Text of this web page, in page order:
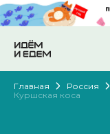
Главная Россия
Куршская коса